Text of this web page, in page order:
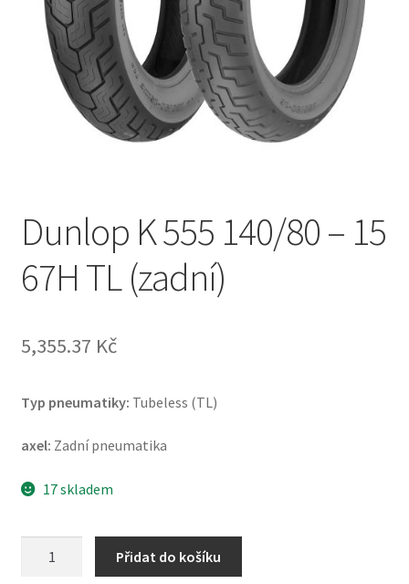
Dunlop K 555 140/80 – 15
67H TL (zadní)
5,355.37 Kč
Typ pneumatiky: Tubeless (TL)
axel: Zadní pneumatika
17 skladem
Přidat do košíku